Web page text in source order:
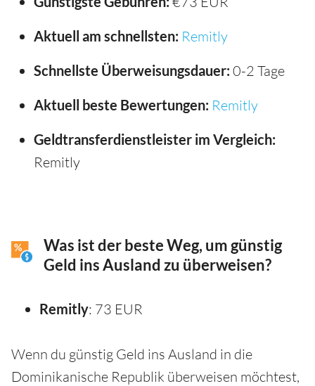
Aktuell am schnellsten: Remitly
Schnellste Überweisungsdauer: 0-2 Tage
Aktuell beste Bewertungen: Remitly
Geldtransferdienstleister im Vergleich:
Remitly
Was ist der beste Weg, um günstig
Geld ins Ausland zu überweisen?
Remitly: 73 EUR
Wenn du günstig Geld ins Ausland in die
Dominikanische Republik überweisen möchtest,